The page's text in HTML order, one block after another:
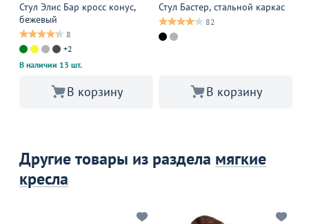
Стул Элис Бар кросс конус,
бежевый
8
+2
В наличии 13 шт.
В корзину
Стул Бастер, стальной каркас
82
В корзину
Другие товары из раздела мягкие
кресла